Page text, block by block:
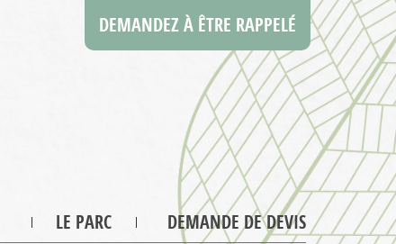
DEMANDEZ À ÊTRE RAPPELÉ
LE PARC DEMANDE DE DEVIS